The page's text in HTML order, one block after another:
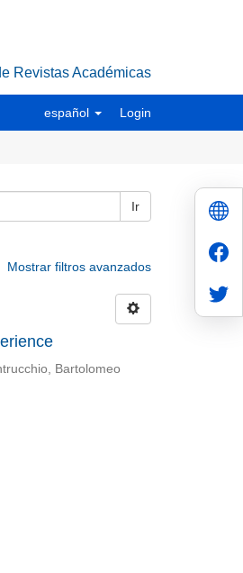
Revistas Académicas
español Login
Ir
Mostrar filtros avanzados
Bartolomeo